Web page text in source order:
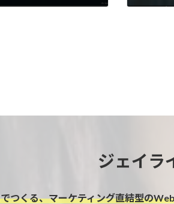
2026年
ジェイラ
つくる、マーケティング直結型の